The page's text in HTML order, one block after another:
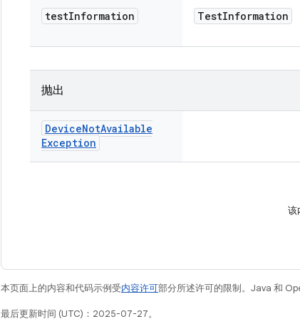
testInformation TestInformation
抛出
DeviceNotAvailable
Exception
该
本页面上的内容和代码示例受内容许可部分所述许可的限制。Java 和
最后更新时间 (UTC)：2025-07-27。